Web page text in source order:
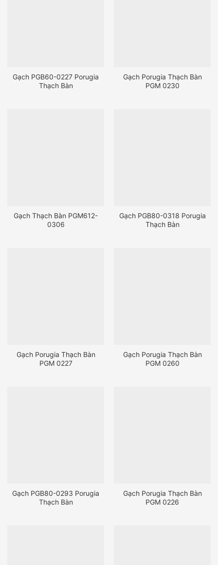
Gạch PGB60-0227 Porugia
Thạch Bàn
Gạch Porugia Thạch Bàn
PGM 0230
Gạch Thạch Bàn PGM612-
0306
Gạch PGB80-0318 Porugia
Thạch Bàn
Gạch Porugia Thạch Bàn
PGM 0227
Gạch Porugia Thạch Bàn
PGM 0260
Gạch PGB80-0293 Porugia
Thạch Bàn
Gạch Porugia Thạch Bàn
PGM 0226